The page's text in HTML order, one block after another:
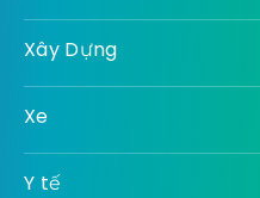
Xây Dựng
Xe
Y tế